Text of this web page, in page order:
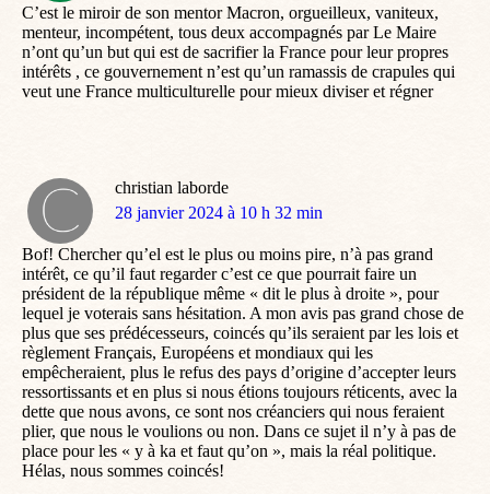
C’est le miroir de son mentor Macron, orgueilleux, vaniteux,
menteur, incompétent, tous deux accompagnés par Le Maire
n’ont qu’un but qui est de sacrifier la France pour leur propres
intérêts , ce gouvernement n’est qu’un ramassis de crapules qui
veut une France multiculturelle pour mieux diviser et régner
christian laborde
dit
28 janvier 2024 à 10 h 32 min
Bof! Chercher qu’el est le plus ou moins pire, n’à pas grand
intérêt, ce qu’il faut regarder c’est ce que pourrait faire un
président de la république même « dit le plus à droite », pour
lequel je voterais sans hésitation. A mon avis pas grand chose de
plus que ses prédécesseurs, coincés qu’ils seraient par les lois et
règlement Français, Européens et mondiaux qui les
empêcheraient, plus le refus des pays d’origine d’accepter leurs
ressortissants et en plus si nous étions toujours réticents, avec la
dette que nous avons, ce sont nos créanciers qui nous feraient
plier, que nous le voulions ou non. Dans ce sujet il n’y à pas de
place pour les « y à ka et faut qu’on », mais la réal politique.
Hélas, nous sommes coincés!